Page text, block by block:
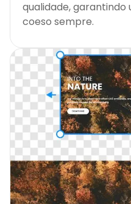
qualidade, garantindo
coeso sempre.